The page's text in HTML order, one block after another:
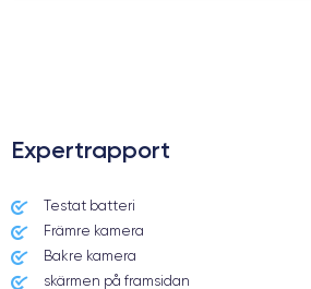
Expertrapport
Testat batteri
Främre kamera
Bakre kamera
skärmen på framsidan